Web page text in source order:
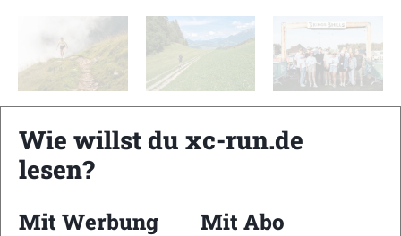
KAT100 by UTMB:
Bildergalerie
Trailrunning
Strecken
3Kings3Hills 2026:
Schreibe einen Kommentar
Wie willst du xc-run.de
lesen?
Mit Werbung
Mit Abo